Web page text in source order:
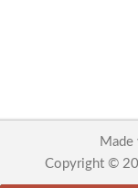
Copyright ©